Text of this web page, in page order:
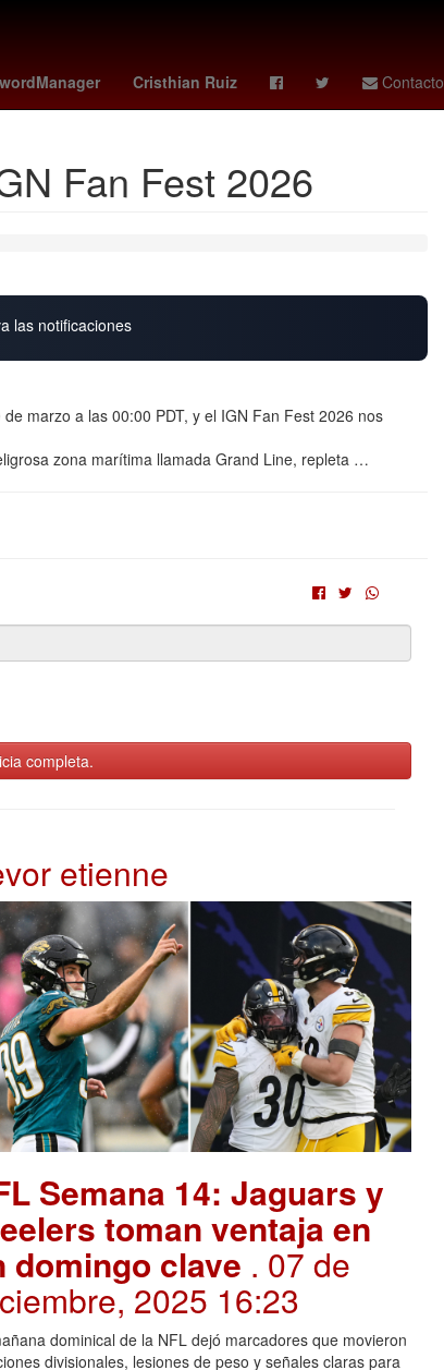
Cristhian Ruiz Contacto
CovidCDMX Ricardo Salinas Pliego
Fan Fest 2026
las notificaciones
marzo a las 00:00 PDT, y el IGN Fan Fest 2026 nos
zona marítima llamada Grand Line, repleta …
completa.
etienne
Semana 14: Jaguars y
toman ventaja en
domingo clave . 07 de
2025 16:23
dominical de la NFL dejó marcadores que movieron
divisionales, lesiones de peso y señales claras para